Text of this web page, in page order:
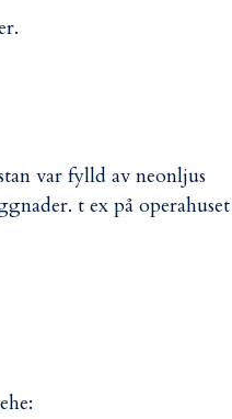
var fylld av neonljus
t ex på